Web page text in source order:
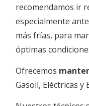
recomendamos ir
especialmente
más frías, para
óptimas
Ofrecemos
Gasoil, Eléctricas y